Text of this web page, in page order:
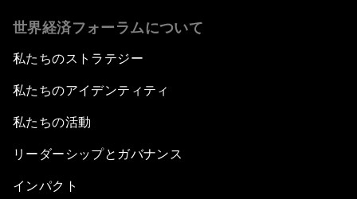
An Insight, An Idea with Yao Chen
The Future of the Internet Economy
Welcome to the Annual Meeting of the New
世界経済フォーラムについて
私たちのストラテジー
私たちのアイデンティティ
私たちの活動
リーダーシップとガバナンス
インパクト